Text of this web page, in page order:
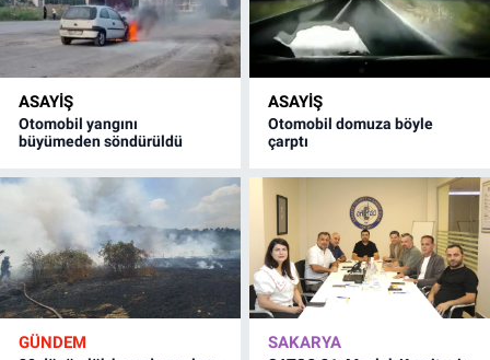
ASAYİŞ
Otomobil yangını
büyümeden söndürüldü
ASAYİŞ
Otomobil domuza böyle
çarptı
GÜNDEM SAKARYA